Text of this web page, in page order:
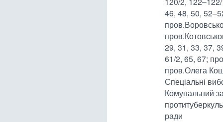
46, 48, 50,
29, 31, 33, 37,
61/2, 65, 67;
пров.Олега
Спеціальні
Комунальний
ради